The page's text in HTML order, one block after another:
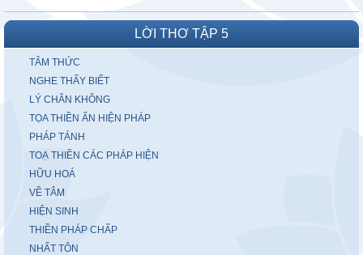
LỜI THƠ TẬP 5
TÂM THỨC
NGHE THẤY BIẾT
LÝ CHÂN KHÔNG
TỌA THIỀN ẨN HIỆN PHÁP
PHÁP TÁNH
TOẠ THIỀN CÁC PHÁP HIỆN
HỮU HOÁ
VỀ TÂM
HIỆN SINH
THIỀN PHÁP CHẤP
NHẤT TÔN